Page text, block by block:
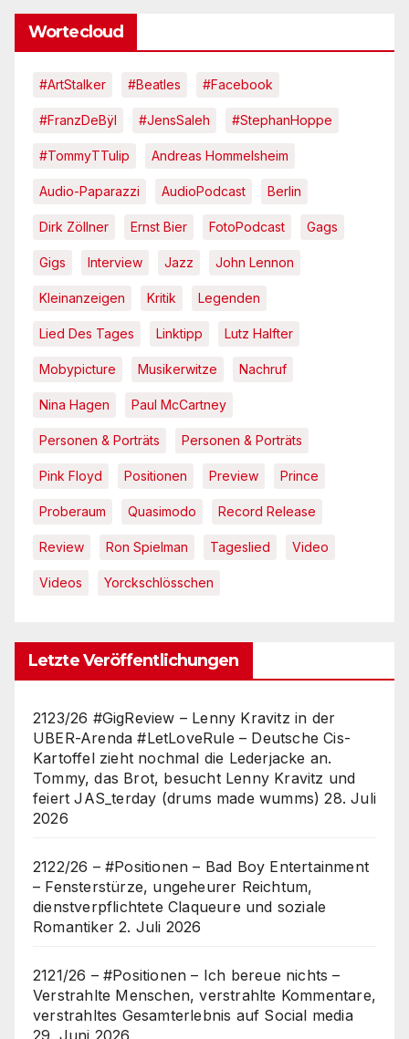
Wortecloud
#ArtStalker #Beatles #Facebook
#FranzDeBÿl #JensSaleh #StephanHoppe
#TommyTTulip Andreas Hommelsheim
Audio-Paparazzi AudioPodcast Berlin
Dirk Zöllner Ernst Bier FotoPodcast Gags
Gigs Interview Jazz John Lennon
Kleinanzeigen Kritik Legenden
Lied Des Tages Linktipp Lutz Halfter
Mobypicture Musikerwitze Nachruf
Nina Hagen Paul McCartney
Personen & Porträts Personen & Porträts
Pink Floyd Positionen Preview Prince
Proberaum Quasimodo Record Release
Review Ron Spielman Tageslied Video
Videos Yorckschlösschen
Letzte Veröffentlichungen
2123/26 #GigReview – Lenny Kravitz in der
UBER-Arenda #LetLoveRule – Deutsche Cis-
Kartoffel zieht nochmal die Lederjacke an.
Tommy, das Brot, besucht Lenny Kravitz und
feiert JAS_terday (drums made wumms) 28. Juli
2026
2122/26 – #Positionen – Bad Boy Entertainment
– Fensterstürze, ungeheurer Reichtum,
dienstverpflichtete Claqueure und soziale
Romantiker 2. Juli 2026
2121/26 – #Positionen – Ich bereue nichts –
Verstrahlte Menschen, verstrahlte Kommentare,
verstrahltes Gesamterlebnis auf Social media
29. Juni 2026